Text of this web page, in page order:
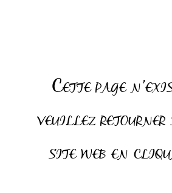
Cette page
veuillez retourner
site web en